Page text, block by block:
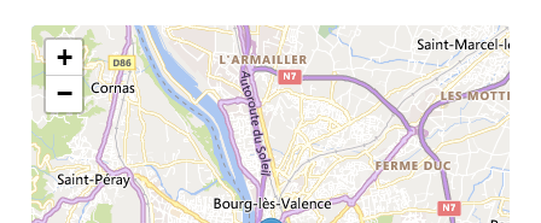
+
−
Initiatives Ressources
Annuaire Glossaire
À propos Contact
Rechercher